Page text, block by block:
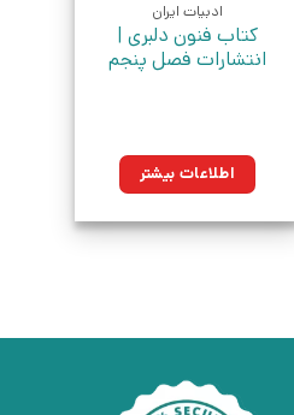
ادبیات ایران
کتاب فنون دلبری |
انتشارات فصل پنجم
اطلاعات بیشتر